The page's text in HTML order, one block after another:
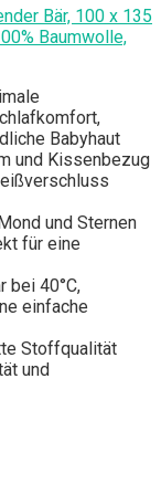
Bär, 100 x 135
Baumwolle,
Babyhaut
und Kissenbezug
und Sternen
für eine
bei 40°C,
einfache
Stoffqualität
und